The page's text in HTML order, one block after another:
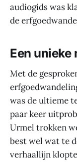
audiogids was
de
Een unieke
Met de
was de ultieme
paar keer
Urmel trokken
best wel wat te
verhaallijn